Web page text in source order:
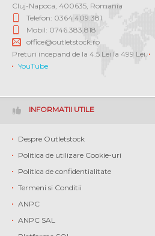
Cluj-Napoca 400635 Romania
Telefon: 0364 409.381
Mobil: 0746.383.818
office@outletstock.ro
Preturi incepand de la 4.5 Lei la 499 Lei.
YouTube
INFORMATII UTILE
Despre Outletstock
Politica de utilizare Cookie-uri
Politica de confidentialitate
Termeni si Conditii
ANPC
ANPC SAL